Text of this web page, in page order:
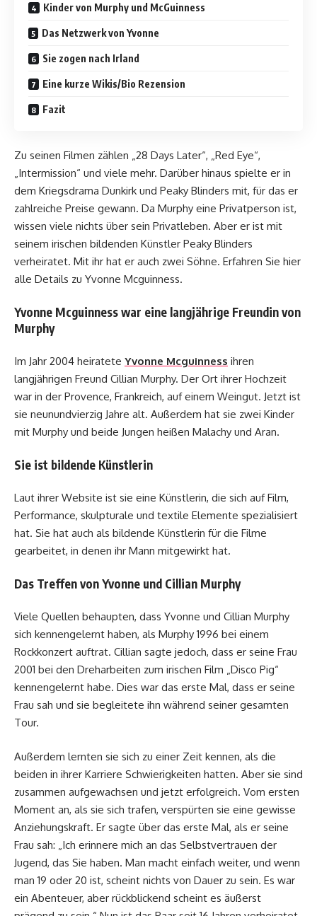
Kinder von Murphy und McGuinness
Das Netzwerk von Yvonne
Sie zogen nach Irland
Eine kurze Wikis/Bio Rezension
Fazit
Zu seinen Filmen zählen „28 Days Later“, „Red Eye“,
„Intermission“ und viele mehr. Darüber hinaus spielte er in
dem Kriegsdrama Dunkirk und Peaky Blinders mit, für das er
zahlreiche Preise gewann. Da Murphy eine Privatperson ist,
wissen viele nichts über sein Privatleben. Aber er ist mit
seinem irischen bildenden Künstler Peaky Blinders
verheiratet. Mit ihr hat er auch zwei Söhne. Erfahren Sie hier
alle Details zu Yvonne Mcguinness.
Yvonne Mcguinness war eine langjährige Freundin von
Murphy
Im Jahr 2004 heiratete Yvonne Mcguinness ihren
langjährigen Freund Cillian Murphy. Der Ort ihrer Hochzeit
war in der Provence, Frankreich, auf einem Weingut. Jetzt ist
sie neunundvierzig Jahre alt. Außerdem hat sie zwei Kinder
mit Murphy und beide Jungen heißen Malachy und Aran.
Sie ist bildende Künstlerin
Laut ihrer Website ist sie eine Künstlerin, die sich auf Film,
Performance, skulpturale und textile Elemente spezialisiert
hat. Sie hat auch als bildende Künstlerin für die Filme
gearbeitet, in denen ihr Mann mitgewirkt hat.
Das Treffen von Yvonne und Cillian Murphy
Viele Quellen behaupten, dass Yvonne und Cillian Murphy
sich kennengelernt haben, als Murphy 1996 bei einem
Rockkonzert auftrat. Cillian sagte jedoch, dass er seine Frau
2001 bei den Dreharbeiten zum irischen Film „Disco Pig“
kennengelernt habe. Dies war das erste Mal, dass er seine
Frau sah und sie begleitete ihn während seiner gesamten
Tour.
Außerdem lernten sie sich zu einer Zeit kennen, als die
beiden in ihrer Karriere Schwierigkeiten hatten. Aber sie sind
zusammen aufgewachsen und jetzt erfolgreich. Vom ersten
Moment an, als sie sich trafen, verspürten sie eine gewisse
Anziehungskraft. Er sagte über das erste Mal, als er seine
Frau sah: „Ich erinnere mich an das Selbstvertrauen der
Jugend, das Sie haben. Man macht einfach weiter, und wenn
man 19 oder 20 ist, scheint nichts von Dauer zu sein. Es war
ein Abenteuer, aber rückblickend scheint es äußerst